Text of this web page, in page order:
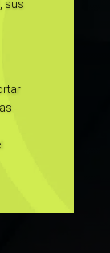
sus